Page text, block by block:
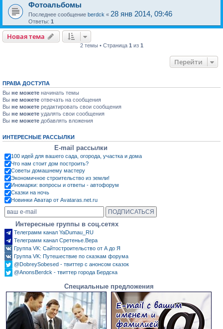
Фотоальбомы
Последнее сообщение berdck « 28 янв 2014, 09:46
Ответы: 1
Новая тема
2 темы • Страница 1 из 1
Перейти
ПРАВА ДОСТУПА
Вы не можете начинать темы
Вы не можете отвечать на сообщения
Вы не можете редактировать свои сообщения
Вы не можете удалять свои сообщения
Вы не можете добавлять вложения
ИНТЕРЕСНЫЕ РАССЫЛКИ
E-mail рассылки
100 идей для вашего сада, огорода, участка и дома
Что нам стоит дом построить?
Советы домашнему мастеру
Экономичное строительство из земли!
Иномарки: вопросы и ответы - автофорум
Сказки на ночь
Новинки Аватар от Avataras.net.ru
Интересные группы в соц.сетях
Телеграмм канал YaDumau_RU
Телеграмм канал Сретенье.Вера
Группа VK: Сайтостроительство от А до Я
Группа VK: Путешествие по сказкам форума
@DobreySobesed - твиттер с анонсом сказок
@AnonsBerdck - твиттер города Бердска
Специальные предложения